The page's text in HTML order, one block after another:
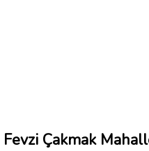
Fevzi Çakmak